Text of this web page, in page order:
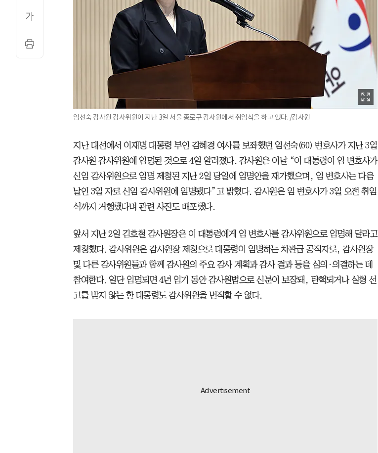
임선숙 감사원 감사위원이 지난 3일 서울 종로구 감사원에서 취임식을 하고 있다. /감사원
지난 대선에서 이재명 대통령 부인 김혜경 여사를 보좌했던 임선숙(60) 변호사가 지난 3일
감사원 감사위원에 임명된 것으로 4일 알려졌다. 감사원은 이날 “이 대통령이 임 변호사가
신임 감사위원으로 임명 제청된 지난 2일 당일에 임명안을 재가했으며, 임 변호사는 다음
날인 3일 자로 신임 감사위원에 임명됐다”고 밝혔다. 감사원은 임 변호사가 3일 오전 취임
식까지 거행했다며 관련 사진도 배포했다.
앞서 지난 2일 김호철 감사원장은 이 대통령에게 임 변호사를 감사위원으로 임명해 달라고
제청했다. 감사위원은 감사원장 제청으로 대통령이 임명하는 차관급 공직자로, 감사원장
및 다른 감사위원들과 함께 감사원의 주요 감사 계획과 감사 결과 등을 심의·의결하는 데
참여한다. 일단 임명되면 4년 임기 동안 감사원법으로 신분이 보장돼, 탄핵되거나 실형 선
고를 받지 않는 한 대통령도 감사위원을 면직할 수 없다.